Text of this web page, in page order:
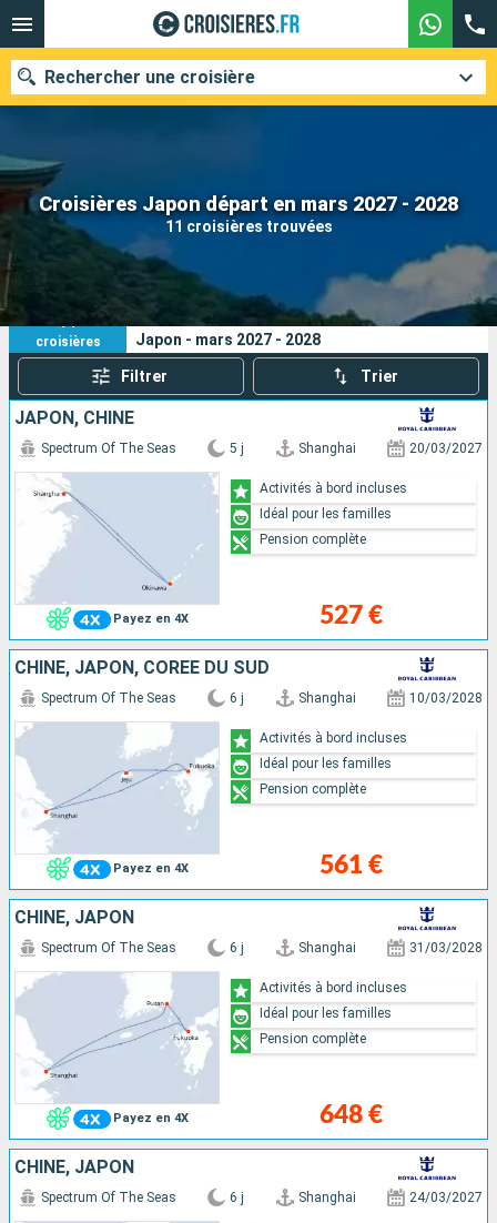
Croisières Japon départ en mars 2027 - 2028
11 croisières trouvées
Rechercher une croisière
Nos destinations
Mois de départ
Ports Compagnies
Rechercher
11
croisières
Vos critères de recherche :
Japon - mars 2027 - 2028
Filtrer Trier
JAPON, CHINE
Payez en 4X
Spectrum Of The Seas 5 j Shanghai 20/03/2027
527 €
Activités à bord incluses
Idéal pour les familles
Pension complète
CHINE, JAPON, CORÉE DU SUD
Payez en 4X
Spectrum Of The Seas 6 j Shanghai 10/03/2028
561 €
Activités à bord incluses
Idéal pour les familles
Pension complète
CHINE, JAPON
Payez en 4X
Spectrum Of The Seas 6 j Shanghai 31/03/2028
648 €
Activités à bord incluses
Idéal pour les familles
Pension complète
CHINE, JAPON
Spectrum Of The Seas 6 j Shanghai 24/03/2027